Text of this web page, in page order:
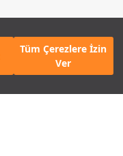
Tüm Çerezlere İzin
Ver